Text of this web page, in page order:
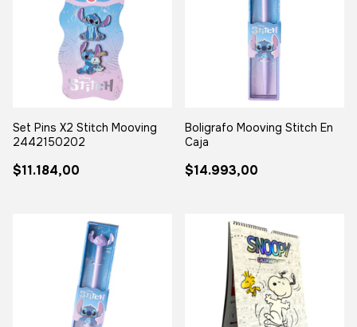
Set Pins X2 Stitch Mooving
2442150202
$11.184,00
Boligrafo Mooving Stitch En
Caja
$14.993,00